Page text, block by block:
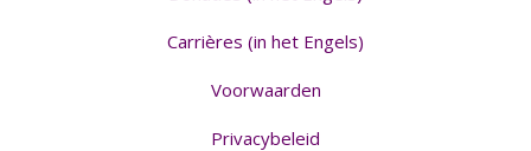
Carrières (in het Engels)
Voorwaarden
Privacybeleid